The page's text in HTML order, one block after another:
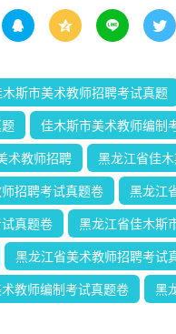
   
木斯市美术教师招聘考试真题
佳木斯市美术教师编制
术教师招聘 黑龙江省佳
招聘考试真题卷 黑龙江
真题卷 黑龙江省佳木斯
黑龙江省美术教师招聘考试
教师编制考试真题卷 黑